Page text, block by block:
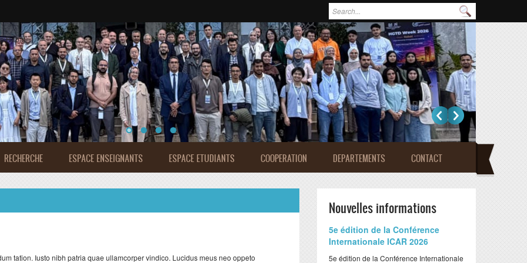
Formulaire de recherche
Rabat
RECHERCHE ESPACE ENSEIGNANTS ESPACE ETUDIANTS COOPERATION DEPARTEMENTS CONTACT
tation. Iusto nibh patria quae ullamcorper vindico. Lucidus meus neo oppeto
Nouvelles informations
​5e édition de la Conférence
Internationale ICAR 2026
​5e édition de la Conférence Internationale